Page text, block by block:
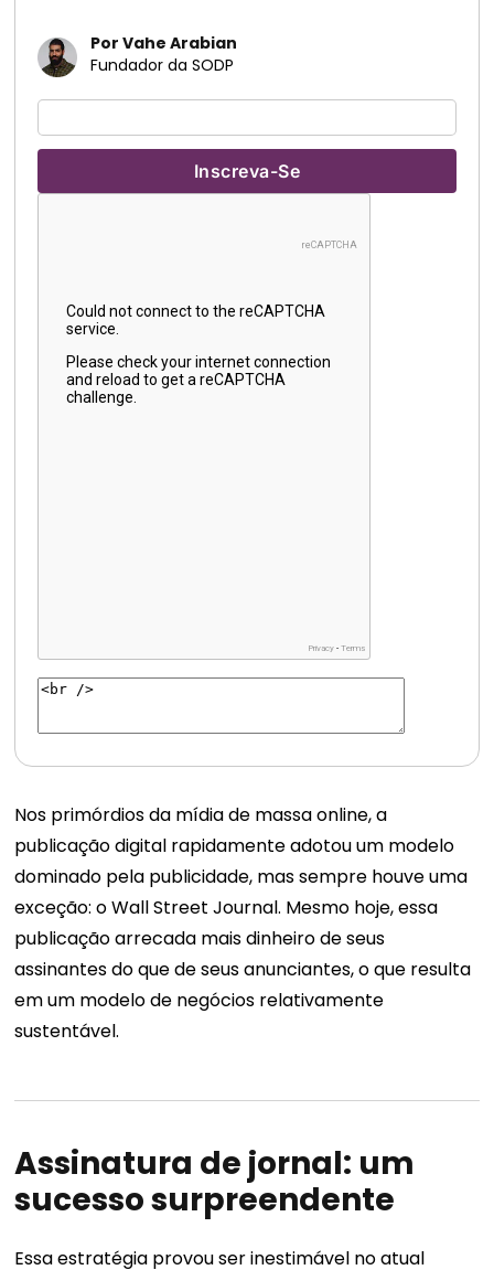
Por Vahe Arabian
Fundador da SODP
Nos primórdios da mídia de massa online, a
publicação digital rapidamente adotou um modelo
dominado pela publicidade, mas sempre houve uma
exceção: o Wall Street Journal. Mesmo hoje, essa
publicação arrecada mais dinheiro de seus
assinantes do que de seus anunciantes, o que resulta
em um modelo de negócios relativamente
sustentável.
Assinatura de jornal: um
sucesso surpreendente
Essa estratégia provou ser inestimável no atual